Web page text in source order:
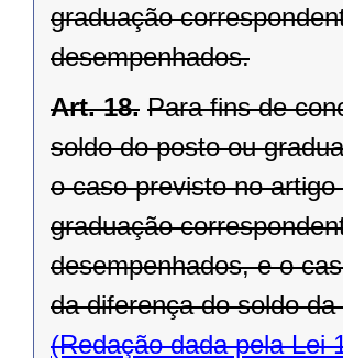
graduação
desempenhados.
Art. 18. Para fins de
soldo do posto ou
o caso previsto no
graduação
desempenhados, e o
da diferença do soldo
(Redação dada pela Lei